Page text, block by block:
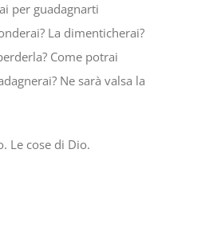
per guadagnarti
La dimenticherai?
Come potrai
Ne sarà valsa la
Le cose di Dio.